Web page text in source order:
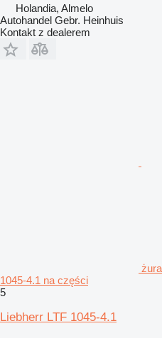
Holandia, Almelo
Autohandel Gebr. Heinhuis
Kontakt z dealerem
1045-4.1 na części
5
Liebherr LTF 1045-4.1